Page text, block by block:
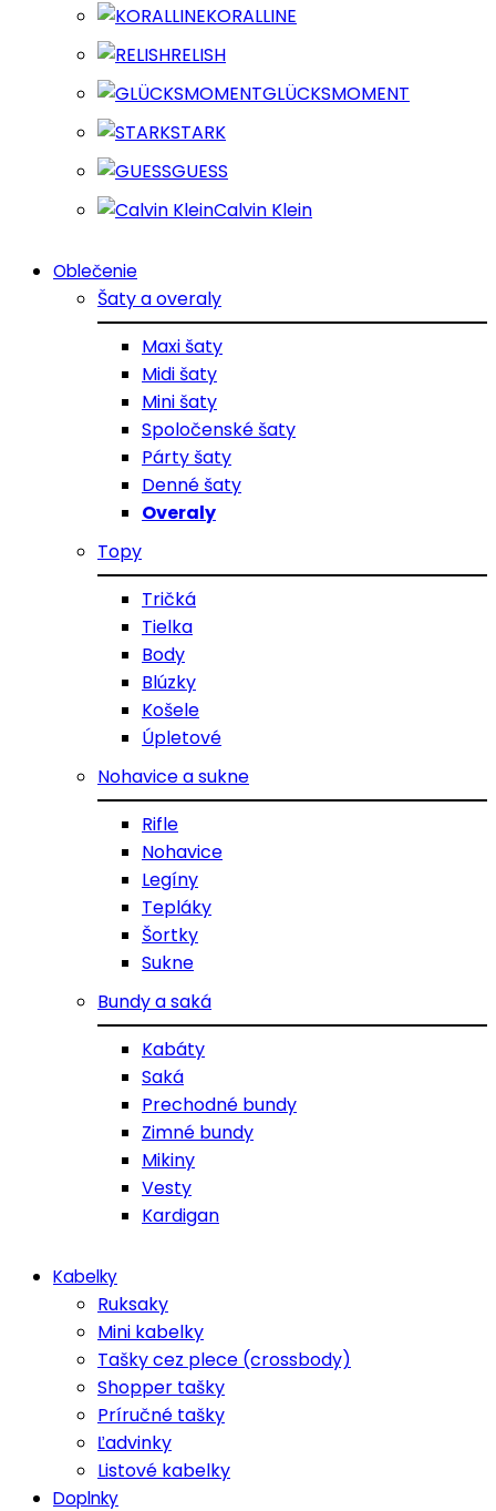
KORALLINE
RELISH
GLÜCKSMOMENT
STARK
GUESS
Calvin Klein
Oblečenie
Šaty a overaly
Maxi šaty
Midi šaty
Mini šaty
Spoločenské šaty
Párty šaty
Denné šaty
Overaly
Topy
Tričká
Tielka
Body
Blúzky
Košele
Úpletové
Nohavice a sukne
Rifle
Nohavice
Legíny
Tepláky
Šortky
Sukne
Bundy a saká
Kabáty
Saká
Prechodné bundy
Zimné bundy
Mikiny
Vesty
Kardigan
Kabelky
Ruksaky
Mini kabelky
Tašky cez plece (crossbody)
Shopper tašky
Príručné tašky
Ľadvinky
Listové kabelky
Doplnky